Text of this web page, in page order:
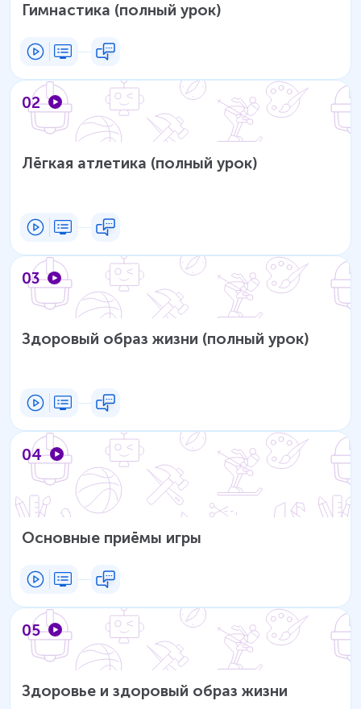
Гимнастика (полный урок)
02
Лёгкая атлетика (полный урок)
03
Здоровый образ жизни (полный урок)
04
Основные приёмы игры
05
Здоровье и здоровый образ жизни